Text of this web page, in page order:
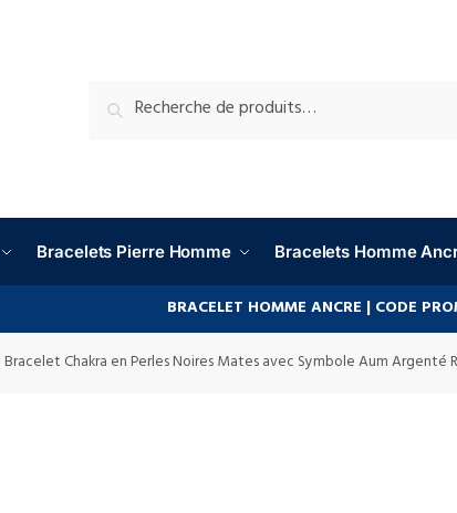
Bracelets Pierre Homme Bracelets Homme
BRACELET HOMME ANCRE | CODE
Bracelet Chakra en Perles Noires Mates avec Symbole Aum Argenté